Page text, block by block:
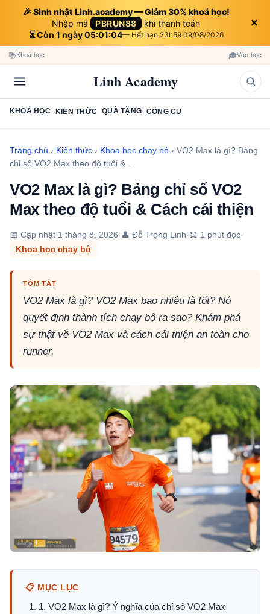
🎉 Sinh nhật Linh.academy — Giảm 30% khoá học!
Nhập mã PBRUN88 khi thanh toán
⏳ Còn 1 ngày 05:01:03— Hết hạn 23h59 09/08/2026
×
📚Khoá học 🎓Vào học
Linh Academy
KHOÁ HỌC KIẾN THỨC QUÀ TẶNG CÔNG CỤ
Trang chủ › Kiến thức › Khoa học chạy bộ › VO2 Max là gì? Bảng
chỉ số VO2 Max theo độ tuổi & …
VO2 Max là gì? Bảng chỉ số VO2
Max theo độ tuổi & Cách cải thiện
📅 Cập nhật 1 tháng 8, 2026·👤 Đỗ Trọng Linh·📖 1 phút đọc·
Khoa học chạy bộ
TÓM TẮT
VO2 Max là gì? VO2 Max bao nhiêu là tốt? Nó
quyết định thành tích chạy bộ ra sao? Khám phá
sự thật về VO2 Max và cách cải thiện an toàn cho
runner.
📋 MỤC LỤC
1. VO2 Max là gì? Ý nghĩa của chỉ số VO2 Max